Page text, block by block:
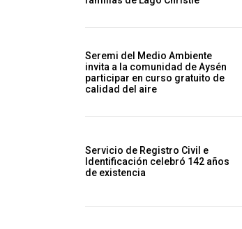
Seremi del Medio Ambiente
invita a la comunidad de Aysén
participar en curso gratuito de
calidad del aire
Servicio de Registro Civil e
Identificación celebró 142 años
de existencia